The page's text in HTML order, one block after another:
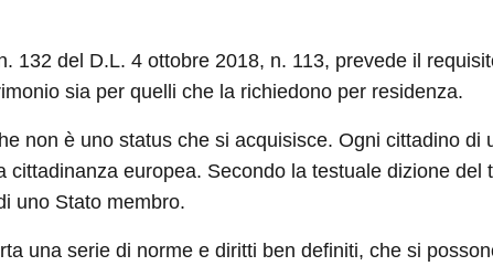
132 del D.L. 4 ottobre 2018, n. 113, prevede il
sia per quelli che la richiedono per residenza.
non è uno status che si acquisisce. Ogni cittadino di
europea. Secondo la testuale dizione
uno Stato membro.
una serie di norme e diritti ben definiti, che si